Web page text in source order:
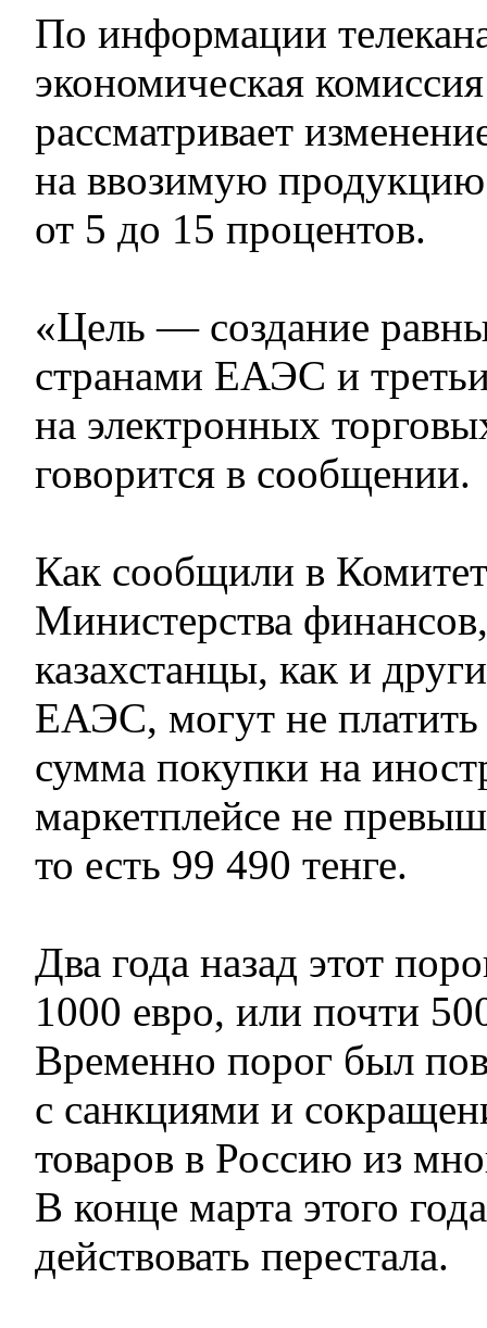
По информации
экономическая
рассматривает
на ввозимую продукцию
от 5 до 15 процентов.
«Цель — создание
странами ЕАЭС и
на электронных
говорится в сообщении.
Как сообщили в
Министерства
казахстанцы, как и
ЕАЭС, могут не платить
сумма покупки на
маркетплейсе не
то есть 99 490 тенге.
Два года назад этот
1000 евро, или почти
Временно порог был
с санкциями и
товаров в Россию из
В конце марта этого
действовать перестала.